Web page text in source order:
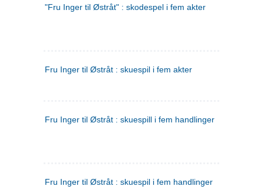
"Fru Inger til Østråt" : skodespel i fem akter
Fru Inger til Østråt : skuespil i fem akter
Fru Inger til Østråt : skuespill i fem handlinger
Fru Inger til Østråt : skuespil i fem handlinger